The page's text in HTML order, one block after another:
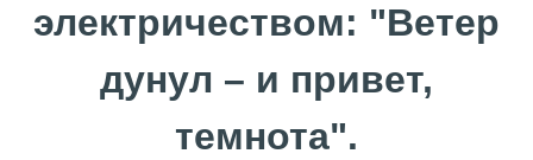
электричеством: "Ветер
дунул – и привет,
темнота".